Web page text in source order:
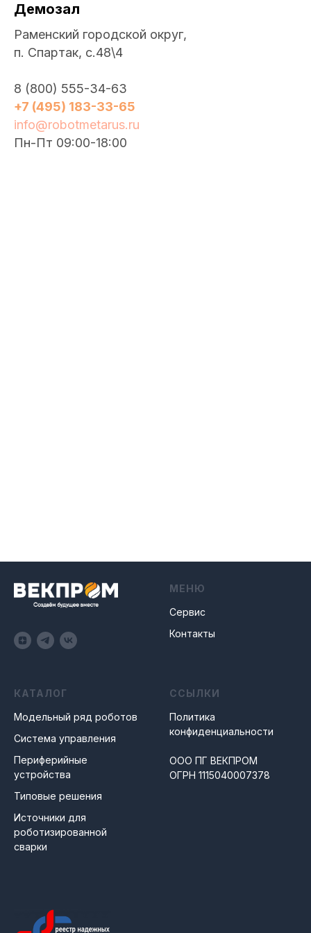
Демозал
Раменский городской округ,
п. Спартак, с.48\4
8 (800) 555-34-63
+7 (495) 183-33-65
info@robotmetarus.ru
Пн-Пт 09:00-18:00
МЕНЮ
Сервис
Контакты
КАТАЛОГ
Модельный ряд роботов
Система управления
Периферийные
устройства
Типовые решения
Источники для
роботизированной
сварки
ССЫЛКИ
Политика
конфиденциальности
ООО ПГ ВЕКПРОМ
ОГРН 1115040007378